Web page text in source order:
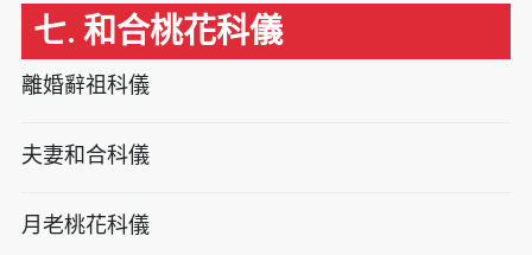
七. 和合桃花科儀
離婚辭祖科儀
夫妻和合科儀
月老桃花科儀